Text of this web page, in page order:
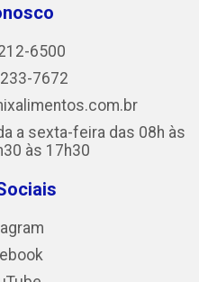
6500
7672
a sexta-feira das 08h às
às 17h30